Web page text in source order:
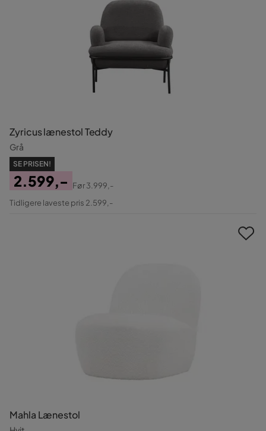
Zyricus lænestol Teddy
Grå
SE PRISEN!
Pris
2.599,-
Original
Før3.999,-
Tidligere laveste pris 2.599,-
Mahla Lænestol